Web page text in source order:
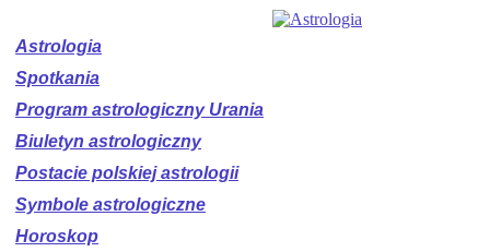
Astrologia
Spotkania
Program astrologiczny Urania
Biuletyn astrologiczny
Postacie polskiej astrologii
Symbole astrologiczne
Horoskop